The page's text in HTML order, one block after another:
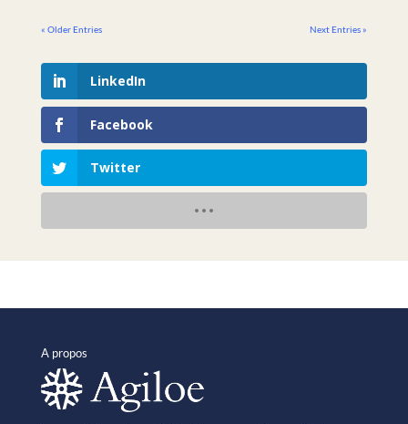
« Older Entries Next Entries »
LinkedIn
Facebook
Twitter
A propos